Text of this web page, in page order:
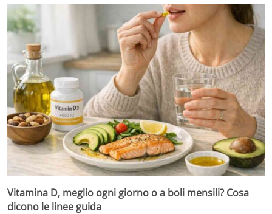
Vitamina D, meglio ogni giorno o a boli mensili? Cosa
dicono le linee guida